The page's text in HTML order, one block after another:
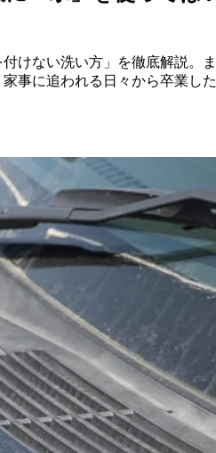
けない洗い方」を徹底解説。
事に追われる日々から卒業し